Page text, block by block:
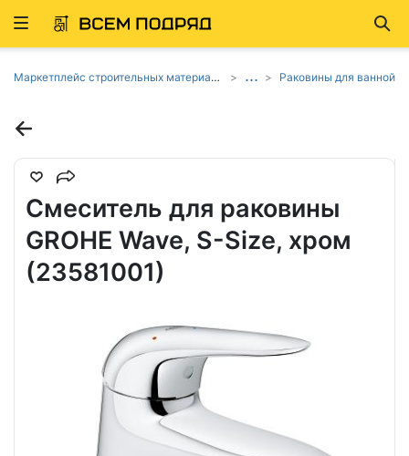
Развернуть
Маркетплейс строительных материалов и товаров ... Раковины для ванной
Смеситель для раковины
GROHE Wave, S-Size, хром
(23581001)